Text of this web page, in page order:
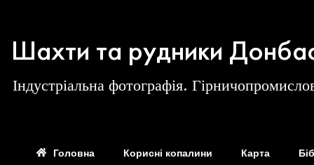
Шахти та рудники
Індустріальна фотографія.
Головна Корисні копалини Карта